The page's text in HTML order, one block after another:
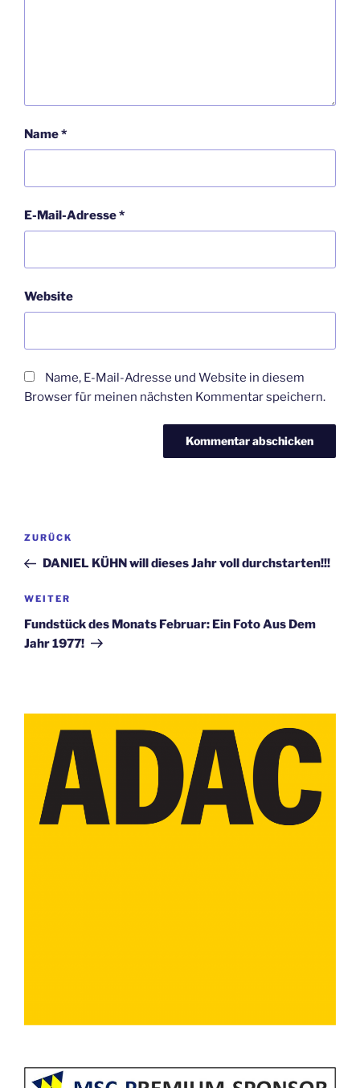
Name*
E-Mail-Adresse*
Website
Name, E-Mail-Adresse und Website in diesem
Browser für meinen nächsten Kommentar speichern.
Beitragsnavigation
Vorheriger
Beitrag
ZURÜCK
DANIEL KÜHN will dieses Jahr voll durchstarten!!!
Nächster
Beitrag
WEITER
Fundstück des Monats Februar: Ein Foto Aus Dem
Jahr 1977!